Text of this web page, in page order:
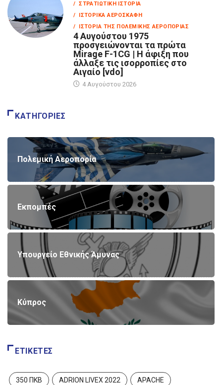
/ ΣΤΡΑΤΙΩΤΙΚΉ ΙΣΤΟΡΊΑ
/ ΙΣΤΟΡΙΚΆ ΑΕΡΟΣΚΆΦΗ
/ ΙΣΤΟΡΊΑ ΤΗΣ ΠΟΛΕΜΙΚΉΣ ΑΕΡΟΠΟΡΊΑΣ
4 Αυγούστου 1975
προσγειώνονται τα πρώτα
Mirage F-1CG | Η άφιξη που
άλλαξε τις ισορροπίες στο
Αιγαίο [vdo]
4 Αυγούστου 2026
ΚΑΤΗΓΟΡΊΕΣ
Πολεμική Αεροπορία
Εκπομπές
Υπουργείο Εθνικής Άμυνας
Κύπρος
ΕΤΙΚΈΤΕΣ
350 ΠΚΒ ADRION LIVEX 2022 APACHE